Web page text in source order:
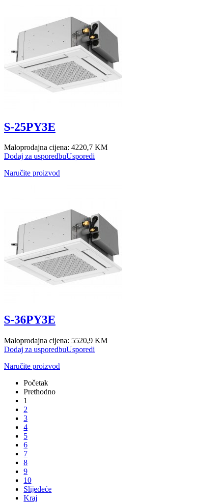
S-25PY3E
Maloprodajna cijena: 4220,7 KM
Dodaj za usporedbuUsporedi
Naručite proizvod
S-36PY3E
Maloprodajna cijena: 5520,9 KM
Dodaj za usporedbuUsporedi
Naručite proizvod
Početak
Prethodno
1
2
3
4
5
6
7
8
9
10
Slijedeće
Kraj